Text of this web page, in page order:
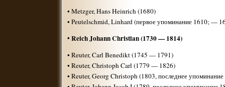
• Metzger, Hans Heinrich (1680)
• Peutelschmid, Linhard (первое упоминание 1610; —
• Reich Johann Christian (1730 — 1814)
• Reuter, Carl Benedikt (1745 — 1791)
• Reuter, Christoph Carl (1779 — 1826)
• Reuter, Georg Christoph (1803, последнее